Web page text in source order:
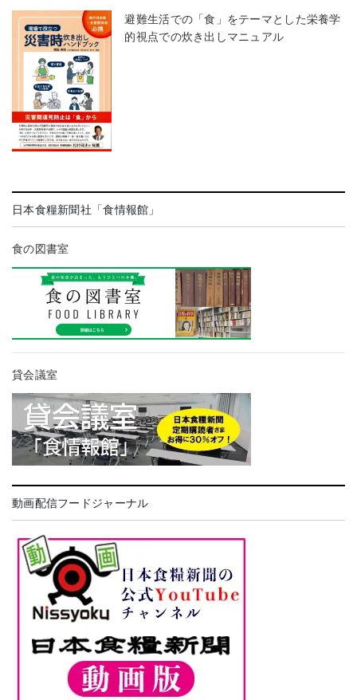
避難生活での「食」をテーマとした栄養学
的視点での炊き出しマニュアル
日本食糧新聞社「食情報館」
食の図書室
貸会議室
動画配信フードジャーナル